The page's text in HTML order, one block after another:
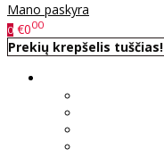
Mano paskyra
0 €000
Prekių krepšelis tuščias!